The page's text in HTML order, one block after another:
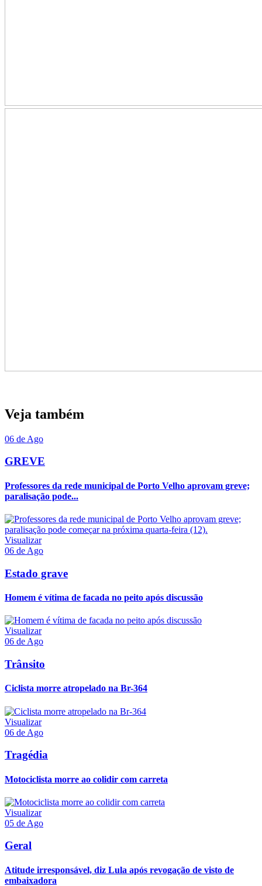
Veja também
06 de Ago
GREVE
Professores da rede municipal de Porto Velho aprovam greve;
paralisação pode...
Visualizar
06 de Ago
Estado grave
Homem é vítima de facada no peito após discussão
Visualizar
06 de Ago
Trânsito
Ciclista morre atropelado na Br-364
Visualizar
06 de Ago
Tragédia
Motociclista morre ao colidir com carreta
Visualizar
05 de Ago
Geral
Atitude irresponsável, diz Lula após revogação de visto de
embaixadora